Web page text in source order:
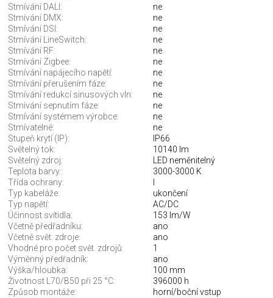
Stmívání DALI:
ne
Stmívání DMX:
ne
Stmívání DSI:
ne
Stmívání LineSwitch:
ne
Stmívání RF:
ne
Stmívání Zigbee:
ne
Stmívání napájecího napětí:
ne
Stmívání přerušením fáze:
ne
Stmívání redukcí sinusových vln:
ne
Stmívání sepnutím fáze:
ne
Stmívání systémem výrobce:
ne
Stmívatelné:
ne
Stupeň krytí (IP):
IP66
Světelný tok:
10140 lm
Světelný zdroj:
LED neměnitelný
Teplota barvy.:
3000-3000 K
Třída ochrany:
Typ kabeláže:
ukončení
Typ napětí:
AC/DC
Účinnost svítidla:
153 lm/W
Včetně předřadníku:
ano
Včetně svět. zdroje:
ano
Vhodné pro počet svět. zdrojů:
1
Výměnný předřadník:
ano
Výška/hloubka:
100 mm
Životnost L70/B50 při 25 °C:
396000 h
Způsob montáže:
horní/boční vstup